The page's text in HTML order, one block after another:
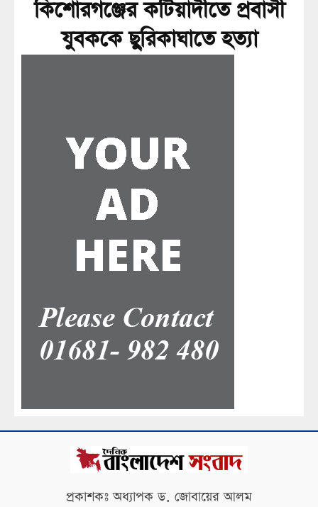
কিশোরগঞ্জের কটিয়াদীতে প্রবাসী
যুবককে ছুরিকাঘাতে হত্যা
প্রকাশকঃ অধ্যাপক ড. জোবায়ের আলম